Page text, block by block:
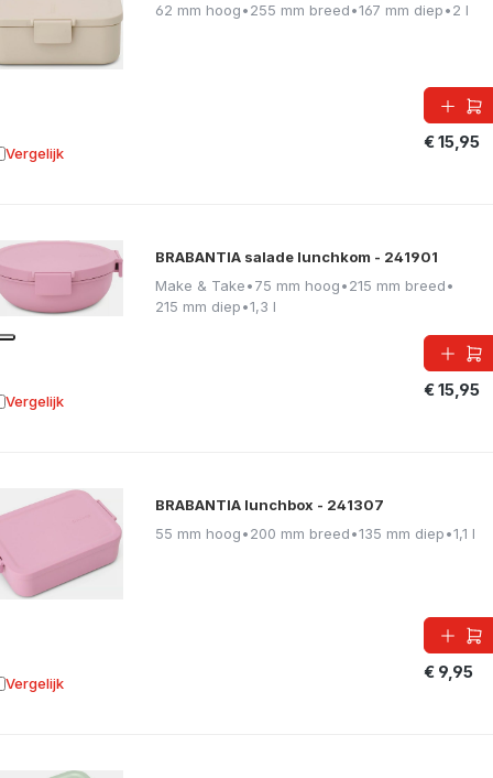
62 mm hoog•255 mm breed•167 mm diep•2 l
€ 15,95
Vergelijk aan vergelijking
BRABANTIA salade lunchkom - 241901
Make & Take•75 mm hoog•215 mm breed•
215 mm diep•1,3 l
€ 15,95
Vergelijk aan vergelijking
BRABANTIA lunchbox - 241307
55 mm hoog•200 mm breed•135 mm diep•1,1 l
€ 9,95
Vergelijk aan vergelijking